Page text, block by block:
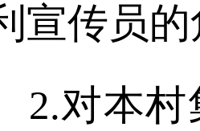
宣传员
本村集